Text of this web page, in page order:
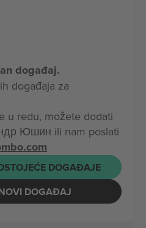
događaj.
događaja za
u redu, možete dodati
Юшин ili nam poslati
DOGAĐAJE
DOGAĐAJ